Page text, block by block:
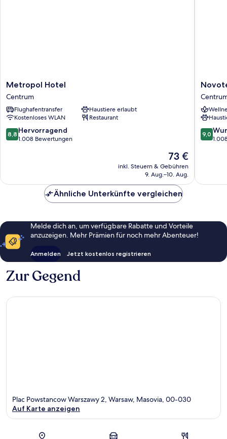
Metropol
Hotel
Centrum
Metropol Hotel
Centrum
Flughafentransfer
Haustiere erlaubt
Kostenloses WLAN
Restaurant
8.8
von
8,8 Hervorragend
1.008 Bewertungen
Der
Preis
beträgt
73 €
inkl. Steuern & Gebühren
9. Aug.–10. Aug.
Novotel
9.0
von
9,0
Ähnliche Unterkünfte vergleichen
Melde dich an, um verfügbare Rabatte und Vorteile
anzuzeigen. Mehr Prämien für noch mehr Abenteuer!
Anmelden Jetzt kostenlos registrieren
Zur Gegend
Plac Powstancow Warszawy 2, Warsaw, Masovia, 00-030
Auf Karte anzeigen